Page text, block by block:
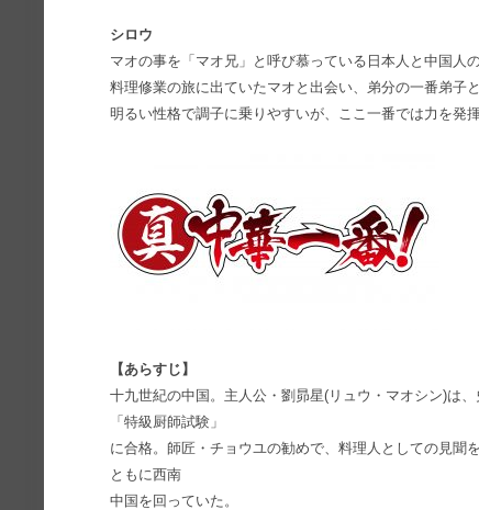
シロウ
マオの事を「マオ兄」と呼び慕っている日本人と中国人
料理修業の旅に出ていたマオと出会い、弟分の一番弟子
明るい性格で調子に乗りやすいが、ここ一番では力を発
【あらすじ】
十九世紀の中国。主人公・劉昴星(リュウ・マオシン)は
「特級厨師試験」
に合格。師匠・チョウユの勧めで、料理人としての見聞
ともに西南
中国を回っていた。